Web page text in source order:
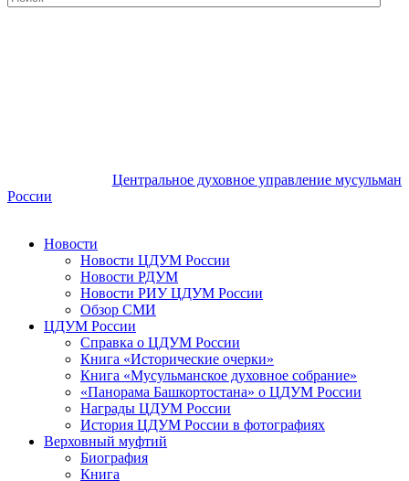
Центральное духовное управление мусульман
России
Новости
Новости ЦДУМ России
Новости РДУМ
Новости РИУ ЦДУМ России
Обзор СМИ
ЦДУМ России
Справка о ЦДУМ России
Книга «Исторические очерки»
Книга «Мусульманское духовное собрание»
«Панорама Башкортостана» о ЦДУМ России
Награды ЦДУМ России
История ЦДУМ России в фотографиях
Верховный муфтий
Биография
Книга